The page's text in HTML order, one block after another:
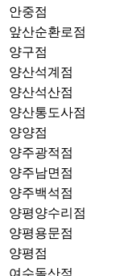
안중점
앞산순환로점
양구점
양산석계점
양산석산점
양산통도사점
양양점
양주광적점
양주남면점
양주백석점
양평양수리점
양평용문점
양평점